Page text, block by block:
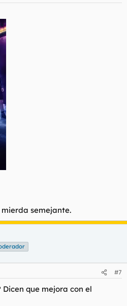
semejante.
#7
que mejora con el